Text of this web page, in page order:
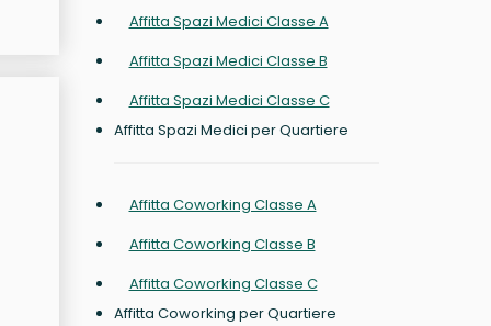
Affitta Spazi Medici Classe A
Affitta Spazi Medici Classe B
Affitta Spazi Medici Classe C
Affitta Spazi Medici per Quartiere
Affitta Coworking Classe A
Affitta Coworking Classe B
Affitta Coworking Classe C
Affitta Coworking per Quartiere